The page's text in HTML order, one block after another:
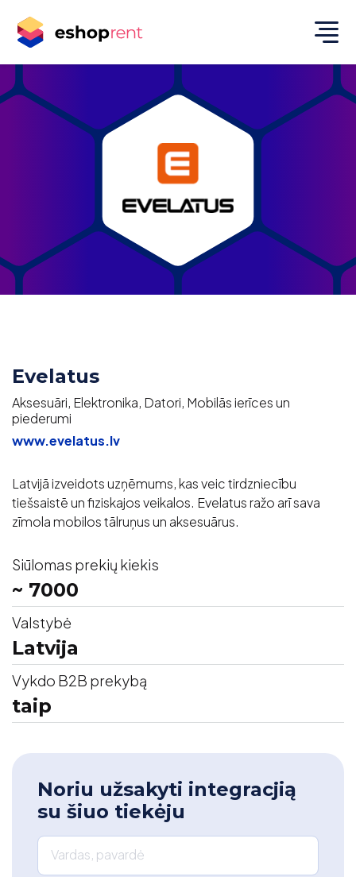
Evelatus
Aksesuāri, Elektronika, Datori, Mobilās ierīces un
piederumi
www.evelatus.lv
Latvijā izveidots uzņēmums, kas veic tirdzniecību
tiešsaistē un fiziskajos veikalos. Evelatus ražo arī sava
zīmola mobilos tālruņus un aksesuārus.
Siūlomas prekių kiekis
~ 7000
Valstybė
Latvija
Vykdo B2B prekybą
taip
Noriu užsakyti integracjią
su šiuo tiekėju
Vardas, pavardė